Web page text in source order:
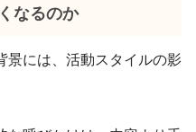
なるのか
景には、活動スタイルの影